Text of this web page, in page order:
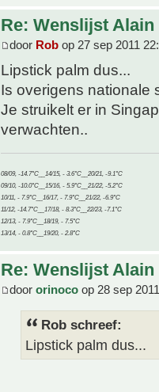
Re: Wenslijst Alain
door Rob op 27 sep 2011
Lipstick palm dus...
Is overigens nationale
Je struikelt er in
verwachten..
08/09, -14.7°C__14/15, - 3.6°C__20/21, -9.1°C
09/10, -10.0°C__15/16, - 5.9°C__21/22, -5.2°C
10/11, - 7.9°C__16/17, - 7.9°C__21/22, -6.9°C
11/12, -14.7°C__17/18, - 8.3°C__22/23, -7.1°C
12/13, - 7.9°C__18/19, - 7.5°C
13/14, - 0.8°C__19/20, - 2.8°C
Re: Wenslijst Alain
door orinoco op 28 sep
Rob schreef:
Lipstick palm dus...